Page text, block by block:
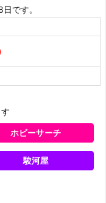
です。
ホビーサーチ
駿河屋